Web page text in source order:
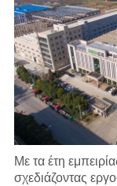
Με τα έτη
σχεδιάζοντας